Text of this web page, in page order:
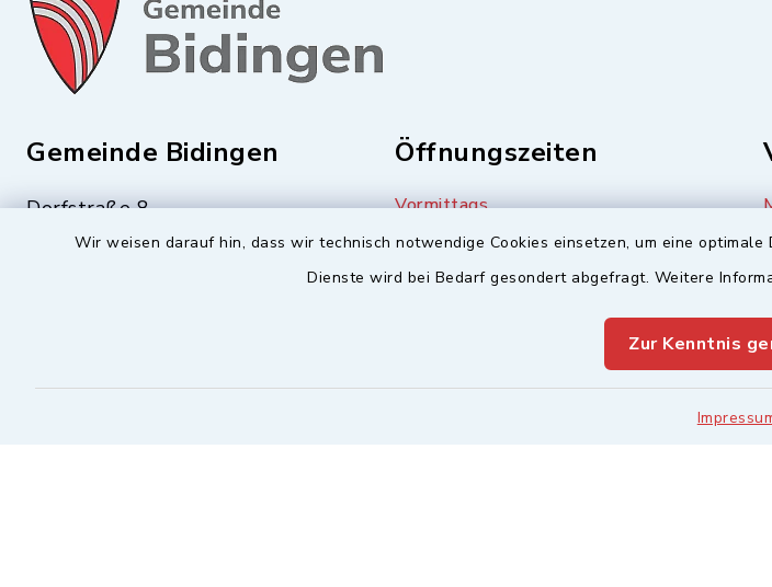
Wir weisen darauf hin, dass wir technisch notwendige Cookies einsetzen, um eine
Dienste wird bei Bedarf gesondert abgefragt. Weitere
Zur Kenntnis
Gemeinde Bidingen
Dorfstraße 8
87651 Bidingen
Öffnungszeiten
Vormittags
Dienstag 08:00-12:00 Uhr
Freitag 08:00-11:00 Uhr
Mittwoch 16:00-18:00 Uhr